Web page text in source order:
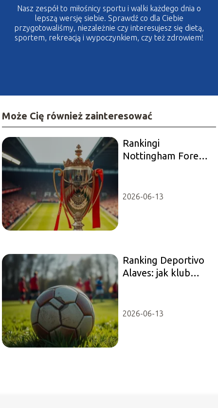
Nasz zespół to miłośnicy sportu i walki każdego dnia o
lepszą wersję siebie. Sprawdź co dla Ciebie
przygotowaliśmy, niezależnie czy interesujesz się dietą,
sportem, rekreacją i wypoczynkiem, czy też zdrowiem!
Może Cię również zainteresować
Rankingi
Nottingham Forest:
historii
2026-06-13
Ranking Deportivo
Alaves: jak klub
2026-06-13